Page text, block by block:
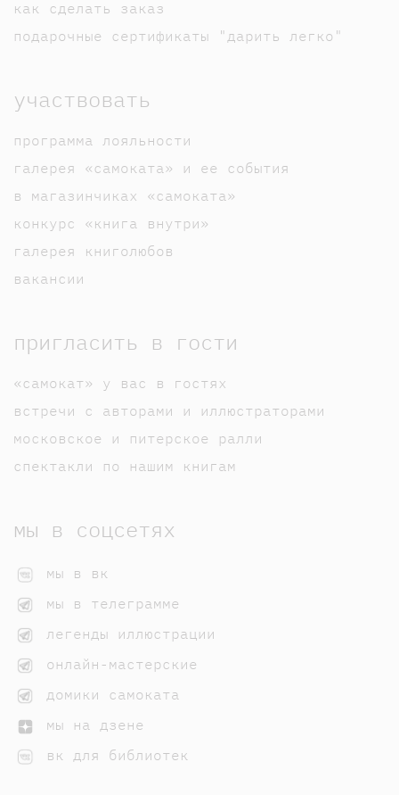
как сделать заказ
подарочные сертификаты "дарить легко"
участвовать
программа лояльности
галерея «самоката» и ее события
в магазинчиках «самоката»
конкурс «книга внутри»
галерея книголюбов
вакансии
пригласить в гости
«самокат» у вас в гостях
встречи с авторами и иллюстраторами
московское и питерское ралли
спектакли по нашим книгам
мы в соцсетях
мы в вк
мы в телеграмме
легенды иллюстрации
онлайн-мастерские
домики самоката
мы на дзене
вк для библиотек